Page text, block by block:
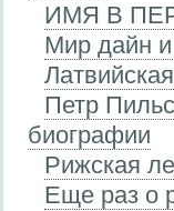
ИМЯ В
Мир дайн
Петр
биографии
Рижская
Еще раз о